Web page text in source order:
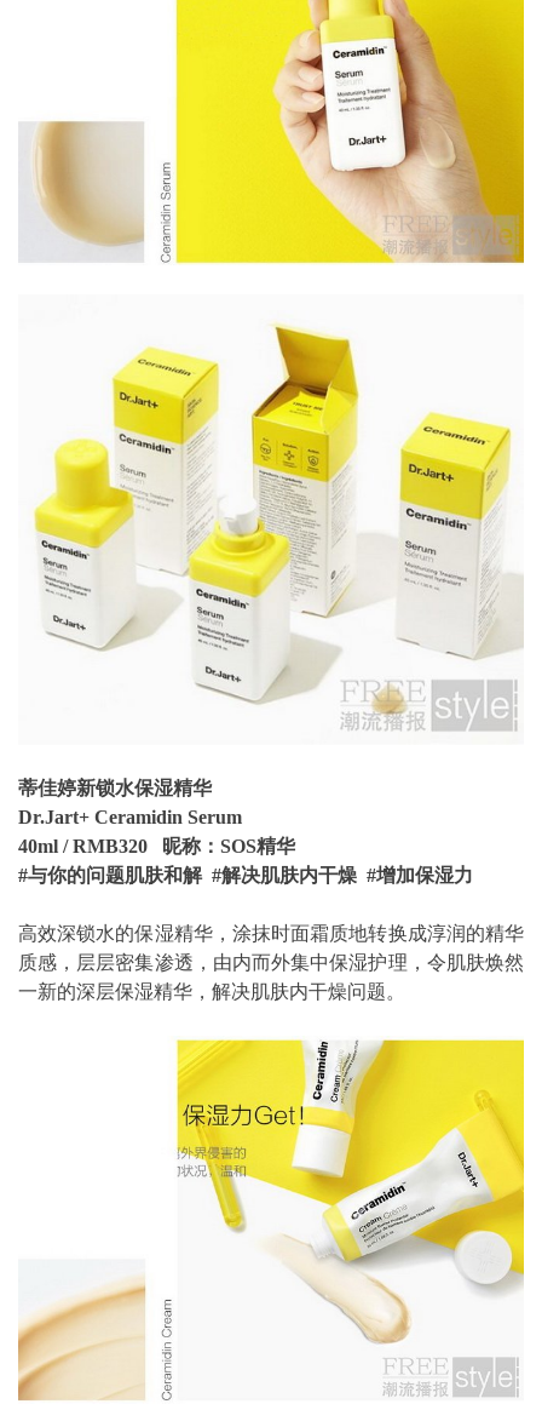
蒂佳婷新锁水保湿精华
Dr.Jart+ Ceramidin Serum
40ml / RMB320 昵称：SOS精华
#与你的问题肌肤和解 #解决肌肤内干燥 #增加保湿力
高效深锁水的保湿精华，涂抹时面霜质地转换成淳润的精华
质感，层层密集渗透，由内而外集中保湿护理，令肌肤焕然
一新的深层保湿精华，解决肌肤内干燥问题。